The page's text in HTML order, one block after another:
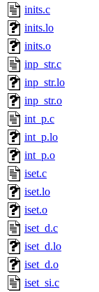
inits.c
inits.lo
inits.o
inp_str.c
inp_str.lo
inp_str.o
int_p.c
int_p.lo
int_p.o
iset.c
iset.lo
iset.o
iset_d.c
iset_d.lo
iset_d.o
iset_si.c